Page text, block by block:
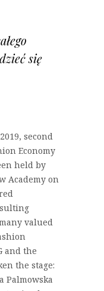
się
second
Economy
held by
Academy on
valued
and the
the stage:
Palmowska